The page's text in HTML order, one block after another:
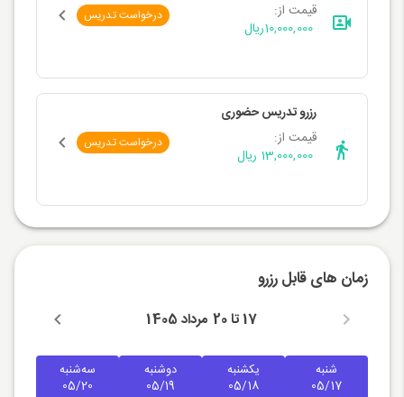
قیمت از:
10,000,000ریال
درخواست تدریس
رزرو تدریس حضوری
قیمت از:
13,000,000 ریال
درخواست تدریس
زمان های قابل رزرو
17 تا 20 مرداد 1405
شنبه
05/17
یکشنبه
05/18
دوشنبه
05/19
سه‌شنبه
05/20